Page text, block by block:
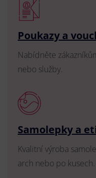
Poukazy a
Nabídněte
nebo služby.
Samolepky a
Kvalitní výroba
arch nebo po kusech.